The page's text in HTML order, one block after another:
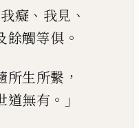
我癡 、 我見 、
餘觸等俱 。
所生所繫 ，
道無有 。」